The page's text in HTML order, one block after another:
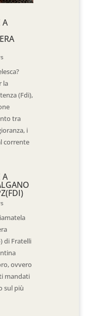
A
la
(Fdi),
tra
i
corrente
A
di Fratelli
ovvero
mandati
sul più